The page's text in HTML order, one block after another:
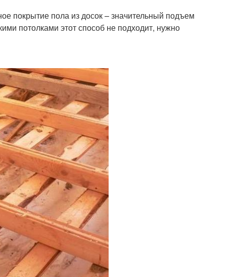
покрытие пола из досок – значительный подъем
потолками этот способ не подходит, нужно